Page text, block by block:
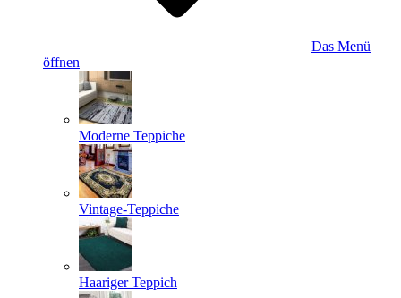
Das Menü
öffnen
Moderne Teppiche
Vintage-Teppiche
Haariger Teppich